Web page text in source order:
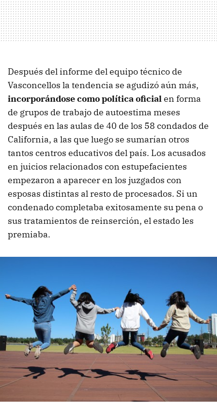
Después del informe del equipo técnico de
Vasconcellos la tendencia se agudizó aún más,
incorporándose como política oficialen forma
de grupos de trabajo de autoestima meses
después en las aulas de 40 de los 58 condados de
California, a las que luego se sumarían otros
tantos centros educativos del país. Los acusados
en juicios relacionados con estupefacientes
empezaron a aparecer en los juzgados con
esposas distintas al resto de procesados. Si un
condenado completaba exitosamente su pena o
sus tratamientos de reinserción, el estado les
premiaba.